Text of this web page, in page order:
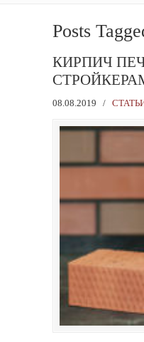
Posts
КИРПИЧ
08.08.2019 /